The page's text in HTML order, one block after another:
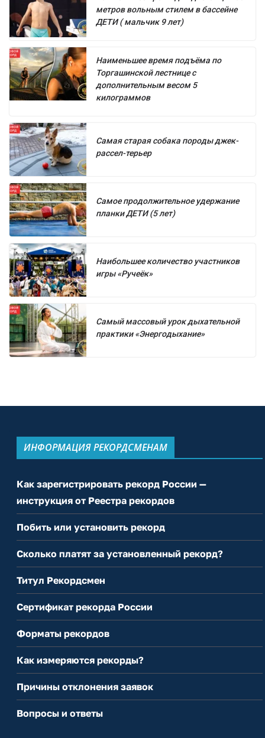
метров вольным стилем в бассейне
ДЕТИ ( мальчик 9 лет)
Наименьшее время подъёма по
Торгашинской лестнице с
дополнительным весом 5
килограммов
Самая старая собака породы джек-
рассел-терьер
Самое продолжительное удержание
планки ДЕТИ (5 лет)
Наибольшее количество участников
игры «Ручеёк»
Самый массовый урок дыхательной
практики «Энергодыхание»
ИНФОРМАЦИЯ РЕКОРДСМЕНАМ
Как зарегистрировать рекорд России —
инструкция от Реестра рекордов
Побить или установить рекорд
Сколько платят за установленный рекорд?
Титул Рекордсмен
Сертификат рекорда России
Форматы рекордов
Как измеряются рекорды?
Причины отклонения заявок
Вопросы и ответы